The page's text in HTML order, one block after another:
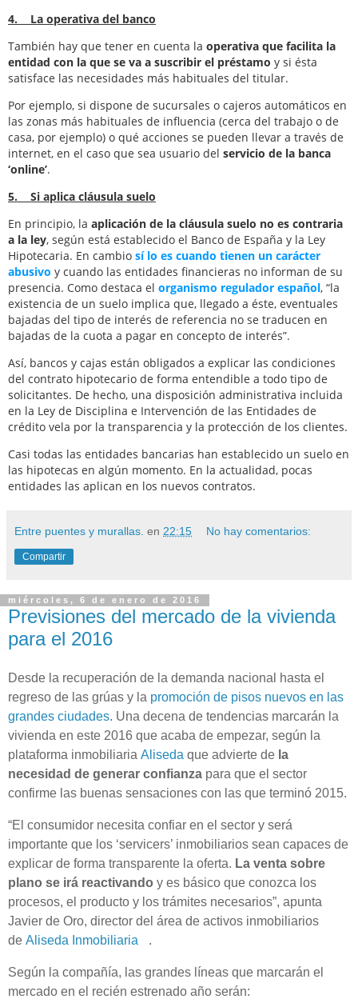
4. La operativa del banco
También hay que tener en cuenta la operativa que facilita la
entidad con la que se va a suscribir el préstamo y si ésta
satisface las necesidades más habituales del titular.
Por ejemplo, si dispone de sucursales o cajeros automáticos en
las zonas más habituales de influencia (cerca del trabajo o de
casa, por ejemplo) o qué acciones se pueden llevar a través de
internet, en el caso que sea usuario del servicio de la banca
‘online’.
5. Si aplica cláusula suelo
En principio, la aplicación de la cláusula suelo no es contraria
a la ley, según está establecido el Banco de España y la Ley
Hipotecaria. En cambio sí lo es cuando tienen un carácter
abusivo y cuando las entidades financieras no informan de su
presencia. Como destaca el organismo regulador español, “la
existencia de un suelo implica que, llegado a éste, eventuales
bajadas del tipo de interés de referencia no se traducen en
bajadas de la cuota a pagar en concepto de interés”.
Así, bancos y cajas están obligados a explicar las condiciones
del contrato hipotecario de forma entendible a todo tipo de
solicitantes. De hecho, una disposición administrativa incluida
en la Ley de Disciplina e Intervención de las Entidades de
crédito vela por la transparencia y la protección de los clientes.
Casi todas las entidades bancarias han establecido un suelo en
las hipotecas en algún momento. En la actualidad, pocas
entidades las aplican en los nuevos contratos.
Entre puentes y murallas. en 22:15 No hay comentarios:
Compartir
miércoles, 6 de enero de 2016
Previsiones del mercado de la vivienda
para el 2016
Desde la recuperación de la demanda nacional hasta el
regreso de las grúas y la promoción de pisos nuevos en las
grandes ciudades. Una decena de tendencias marcarán la
vivienda en este 2016 que acaba de empezar, según la
plataforma inmobiliaria Aliseda que advierte de la
necesidad de generar confianza para que el sector
confirme las buenas sensaciones con las que terminó 2015.
“El consumidor necesita confiar en el sector y será
importante que los ‘servicers’ inmobiliarios sean capaces de
explicar de forma transparente la oferta. La venta sobre
plano se irá reactivando y es básico que conozca los
procesos, el producto y los trámites necesarios”, apunta
Javier de Oro, director del área de activos inmobiliarios
de Aliseda Inmobiliaria .
Según la compañía, las grandes líneas que marcarán el
mercado en el recién estrenado año serán: